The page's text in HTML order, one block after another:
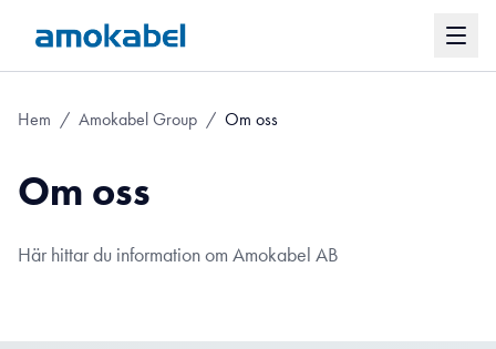
Hem / Amokabel Group / Om oss
Om oss
Här hittar du information om Amokabel AB